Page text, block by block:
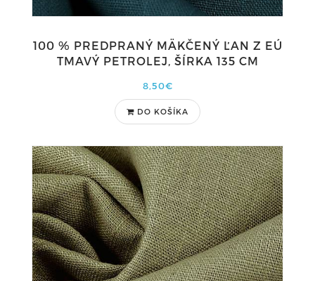
100 % PREDPRANÝ MÄKČENÝ ĽAN Z EÚ
TMAVÝ PETROLEJ, ŠÍRKA 135 CM
8,50€
DO KOŠÍKA